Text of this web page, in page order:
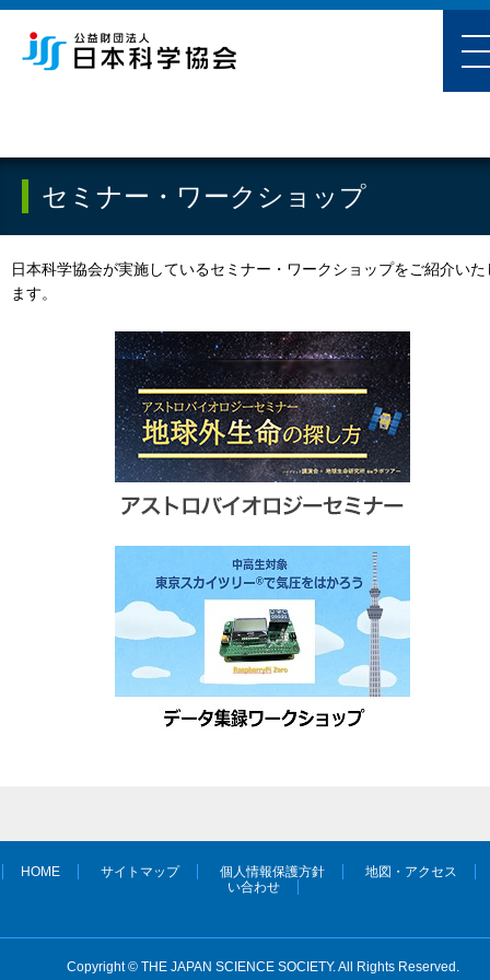
セミナー・ワークショップ
日本科学協会が実施しているセミナー・ワークショップをご紹介いた
ます。
HOME サイトマップ 個人情報保護方針
地図・アクセス
い合わせ
Copyright © THE JAPAN SCIENCE SOCIETY. All Rights Reserved.